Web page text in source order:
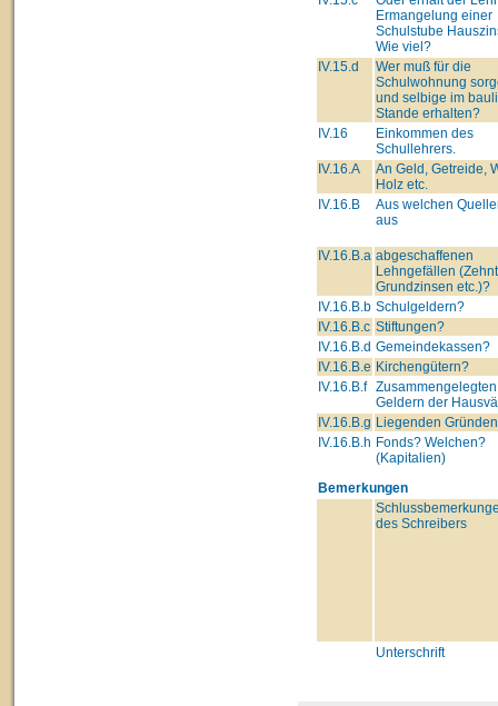
Ermangelung einer
Schulstube
Wie viel?
IV.15.d
Wer muß für die
Schulwohnung
und selbige im
Stande erhalten?
IV.16
Einkommen des
Schullehrers.
IV.16.A
An Geld, Getreide,
Holz etc.
IV.16.B
Aus welchen
aus
IV.16.B.a abgeschaffenen
Lehngefällen
Grundzinsen etc.)?
IV.16.B.b Schulgeldern?
IV.16.B.c Stiftungen?
IV.16.B.d Gemeindekassen?
IV.16.B.e Kirchengütern?
IV.16.B.f Zusammengelegten
Geldern der
IV.16.B.g Liegenden
IV.16.B.h Fonds? Welchen?
(Kapitalien)
Bemerkungen
des Schreibers
Unterschrift